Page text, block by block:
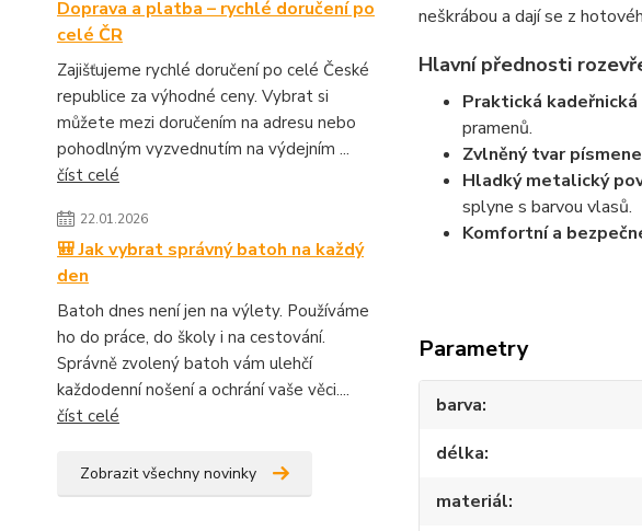
Doprava a platba – rychlé doručení po
celé ČR
Zajišťujeme rychlé doručení po celé České
republice za výhodné ceny. Vybrat si
můžete mezi doručením na adresu nebo
pohodlným vyzvednutím na výdejním ...
číst celé
22.01.2026
🎒 Jak vybrat správný batoh na každý
den
Batoh dnes není jen na výlety. Používáme
ho do práce, do školy i na cestování.
Správně zvolený batoh vám ulehčí
každodenní nošení a ochrání vaše věci....
číst celé
Zobrazit všechny novinky
neškrábou a dají se z
Hlavní přednosti
Praktická kadeřnická
pramenů.
Zvlněný tvar
Hladký metalický
splyne s barvou vlasů.
Komfortní a
Parametry
barva
délka
materiál